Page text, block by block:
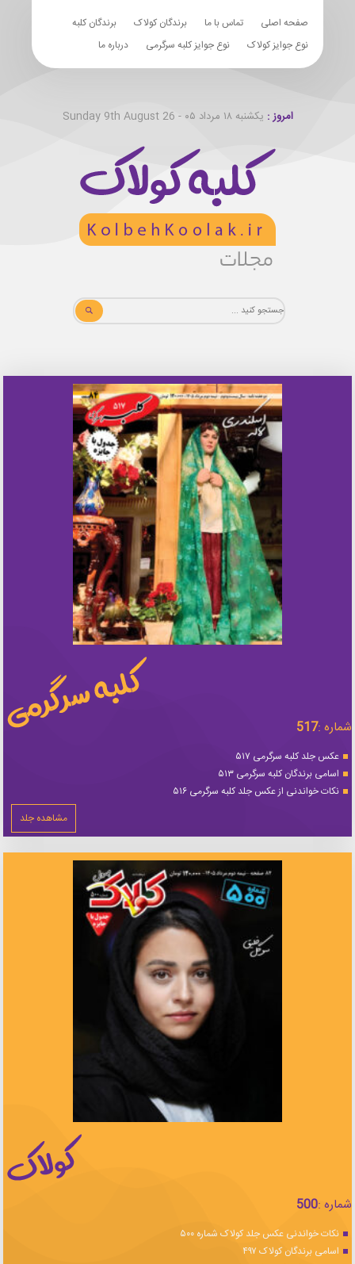
صفحه اصلی تماس با ما برندگان کولاک
برندگان کلبه
نوع جوایز کولاک
نوع جوایز کلبه سرگرمی درباره ما
امروز : یکشنبه ۱۸ مرداد ۰۵ - Sunday 9th August 26
شماره :517
عکس جلد کلبه سرگرمی ۵۱۷
اسامی برندگان کلبه سرگرمی ۵۱۳
نکات خواندنی از عکس جلد کلبه سرگرمی ۵۱۶
مشاهده جلد
شماره :500
نکات خواندنی عکس جلد کولاک شماره ۵۰۰
اسامی برندگان کولاک ۴۹۷